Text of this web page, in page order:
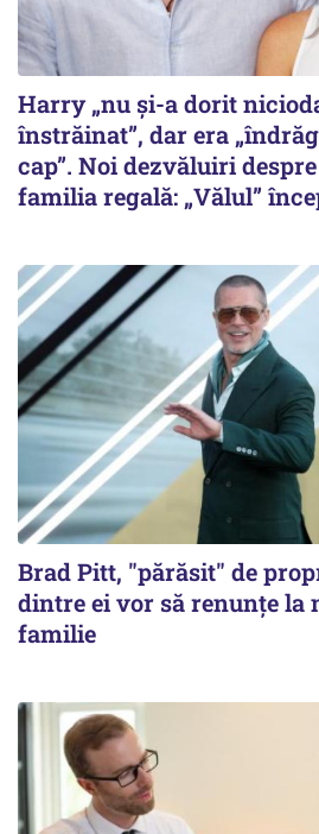
Harry „nu și-a dorit
înstrăinat”, dar era
cap”. Noi dezvăluiri
familia regală: „Vălul”
Brad Pitt, "părăsit" de
dintre ei vor să renunțe la
familie